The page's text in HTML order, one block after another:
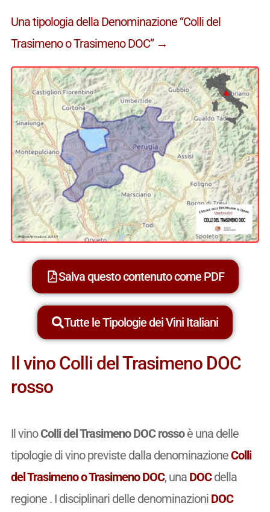
Una tipologia della Denominazione “Colli del
Trasimeno o Trasimeno DOC” →
Salva questo contenuto come PDF
Tutte le Tipologie dei Vini Italiani
Il vino Colli del Trasimeno DOC
rosso
Il vinoColli del Trasimeno DOC rossoè una delle
tipologie di vino previste dalla denominazioneColli
del Trasimeno o Trasimeno DOC, una DOCdella
regione . I disciplinari delle denominazioni DOC